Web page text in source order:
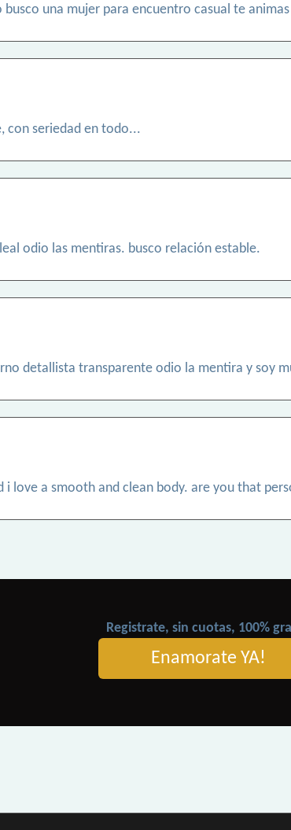
busco una mujer para encuentro casual te
con seriedad en todo...
odio las mentiras. busco relación estable.
detallista transparente odio la mentira y soy
i love a smooth and clean body. are you that
Registrate, sin cuotas, 100%
Enamorate YA!